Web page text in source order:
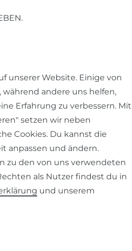
AGB
Widerrufs­recht
unserer Website. Einige von
während andere uns helfen,
Erfahrung zu verbessern. Mit
setzen wir neben
Cookies. Du kannst die
anpassen und ändern.
zu den von uns verwendeten
als Nutzer findest du in
und unserem